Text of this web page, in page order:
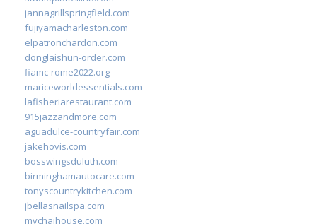
jannagrillspringfield.com
fujiyamacharleston.com
elpatronchardon.com
donglaishun-order.com
fiamc-rome2022.org
mariceworldessentials.com
lafisheriarestaurant.com
915jazzandmore.com
aguadulce-countryfair.com
jakehovis.com
bosswingsduluth.com
birminghamautocare.com
tonyscountrykitchen.com
jbellasnailspa.com
mychaihouse.com